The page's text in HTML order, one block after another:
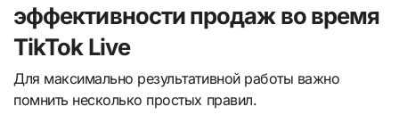
эффективности продаж во время
TikTok Live
Для максимально результативной работы важно
помнить несколько простых правил.